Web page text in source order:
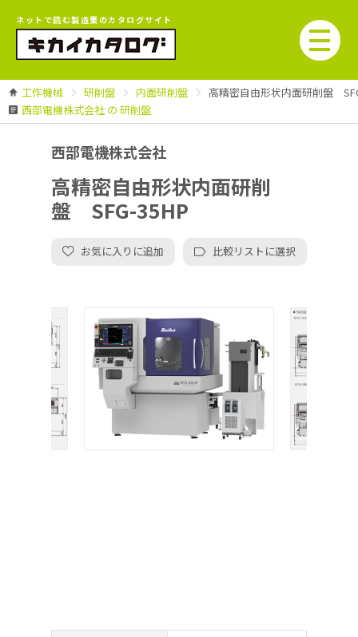
ネットで読む製造業のカタログサイト
工作機械 研削盤 内面研削盤
高精密自由形状内面研削盤
西部電機株式会社 の 研削盤
西部電機株式会社
高精密自由形状内面研削
盤 SFG-35HP
お気に入りに追加 比較リストに選択